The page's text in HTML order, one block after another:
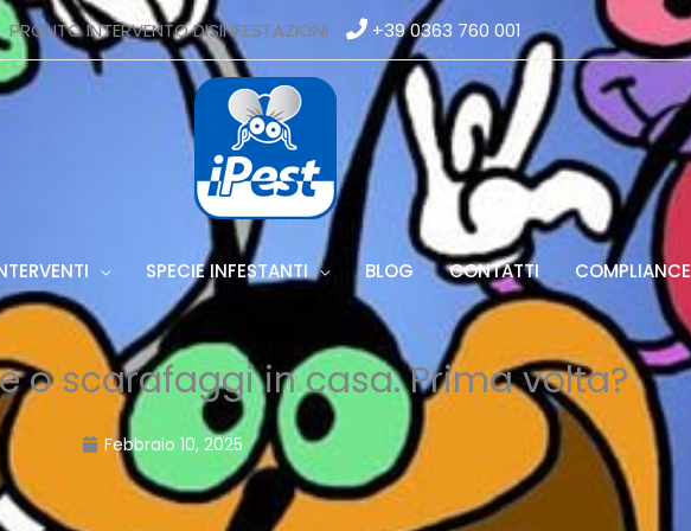
PRONTO INTERVENTO DISINFESTAZIONI +39 0363 760 001
SPECIE INFESTANTI BLOG CONTATTI COMPLIANCE
o scarafaggi in casa. Prima volta?
Febbraio 10, 2025